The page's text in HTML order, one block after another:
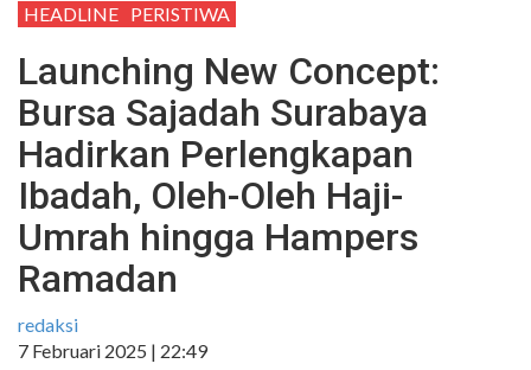
HEADLINE PERISTIWA
Launching New Concept:
Bursa Sajadah Surabaya
Hadirkan Perlengkapan
Ibadah, Oleh-Oleh Haji-
Umrah hingga Hampers
Ramadan
redaksi
7 Februari 2025 | 22:49